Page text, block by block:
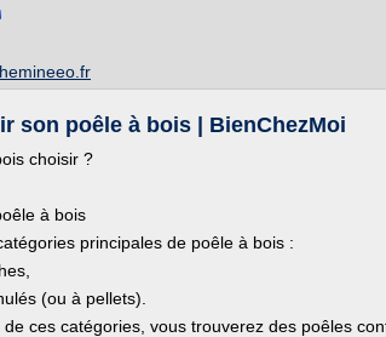
son poêle à bois | BienChezMoi
choisir ?
à bois
principales de poêle à bois :
(ou à pellets).
de ces catégories, vous trouverez des poêles